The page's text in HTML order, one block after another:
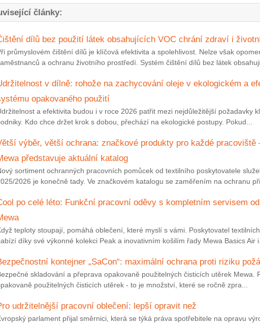
články:
dílů bez použití látek obsahujících VOC chrání zdraví i
průmyslovém čištění dílů je klíčová efektivita a spolehlivost. Nelze však
a ochranu životního prostředí. Systém čištění dílů bez látek
v dílně: rohože na zachycování oleje v ekologickém a
opakovaného použití
a efektivita budou i v roce 2026 patřit mezi nejdůležitější požadavky
Kdo chce držet krok s dobou, přechází na ekologické postupy. Pokud...
výběr, větší ochrana: značkové produkty pro každé pracoviště
představuje aktuální katalog
sortiment ochranných pracovních pomůcek od textilního poskytovatele
2026 je konečně tady. Ve značkovém katalogu se zaměřením na ochranu při
po celé léto: Funkční pracovní oděvy s kompletním servisem
teploty stoupají, pomáhá oblečení, které myslí s vámi. Poskytovatel
díky své výkonné kolekci Peak a inovativním košilím řady Mewa Basics Air
kontejner „SaCon“: maximální ochrana proti riziku
skladování a přeprava opakovaně použitelných čisticích utěrek Mewa.
použitelných čisticích utěrek - to je množství, které se ročně zpra...
udržitelnější pracovní oblečení: lepší opravit než
parlament přijal směrnici, která se týká práva spotřebitele na opravu